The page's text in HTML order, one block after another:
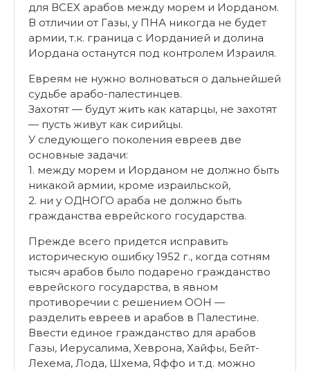
для ВСЕХ арабов между морем и Иорданом.
В отличии от Газы, у ПНА никогда не будет
армии, т.к. граница с Иорданией и долина
Иордана останутся под контролем Израиля.
Евреям не нужно волноваться о дальнейшей
судьбе арабо-палестинцев.
Захотят — будут жить как катарцы, не захотят
— пусть живут как сирийцы.
У следующего поколения евреев две
основные задачи:
1. между морем и Иорданом не должно быть
никакой армии, кроме израильской,
2. ни у ОДНОГО араба не должно быть
гражданства еврейского государства.
Прежде всего придется исправить
историческую ошибку 1952 г., когда сотням
тысяч арабов было подарено гражданство
еврейского государства, в явном
противоречии с решением ООН —
разделить евреев и арабов в Палестине.
Ввести единое гражданство для арабов
Газы, Иерусалима, Хеврона, Хайфы, Бейт-
Лехема, Лода, Шхема, Яффо и т.д. можно